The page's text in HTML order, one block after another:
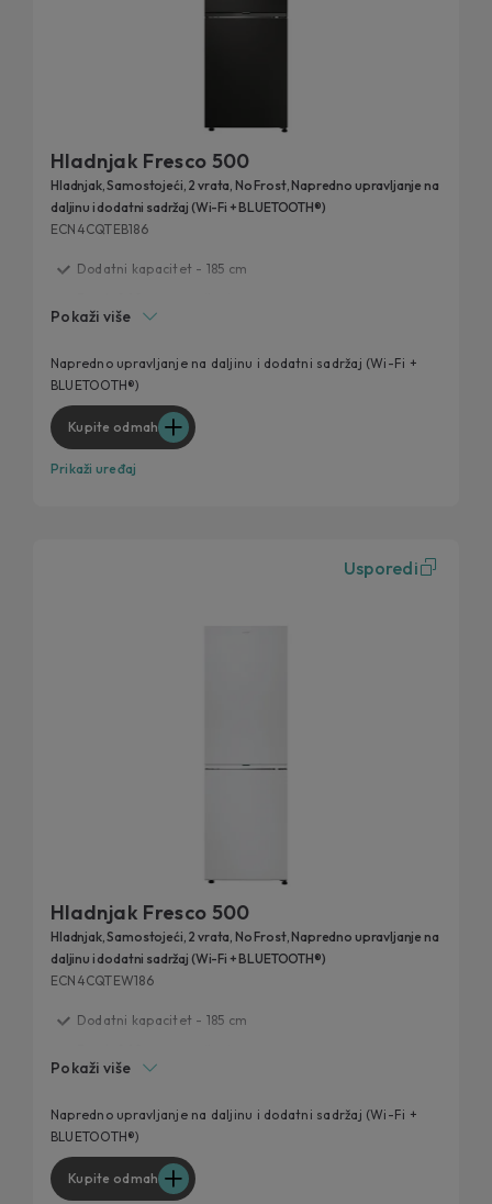
Hladnjak Fresco 500
Hladnjak, Samostojeći, 2 vrata, No Frost, Napredno upravljanje na
daljinu i dodatni sadržaj (Wi-Fi + BLUETOOTH®)
ECN4CQTEB186
Dodatni kapacitet - 185 cm
Dizajniran za svaku kuhinju
Panorama Light
Pokaži više
Napredno upravljanje na daljinu i dodatni sadržaj (Wi-Fi +
BLUETOOTH®)
Kupite odmah
Prikaži uređaj
Usporedi
Hladnjak Fresco 500
Hladnjak, Samostojeći, 2 vrata, No Frost, Napredno upravljanje na
daljinu i dodatni sadržaj (Wi-Fi + BLUETOOTH®)
ECN4CQTEW186
Dodatni kapacitet - 185 cm
Dizajniran za svaku kuhinju
Panorama Light
Pokaži više
Napredno upravljanje na daljinu i dodatni sadržaj (Wi-Fi +
BLUETOOTH®)
Kupite odmah